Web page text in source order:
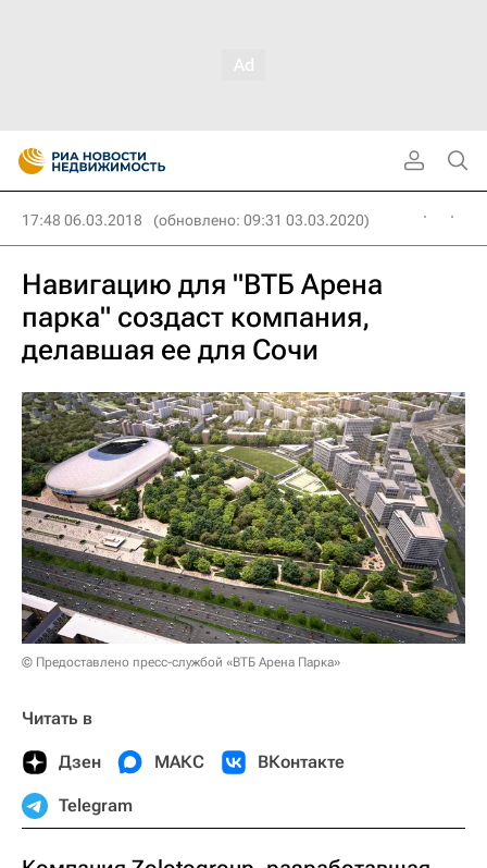
17:48 06.03.2018 (обновлено: 09:31 03.03.2020)
Навигацию для "ВТБ Арена
парка" создаст компания,
делавшая ее для Сочи
© Предоставлено пресс-службой «ВТБ Арена Парка»
Читать в
Дзен МАКС ВКонтакте
Telegram